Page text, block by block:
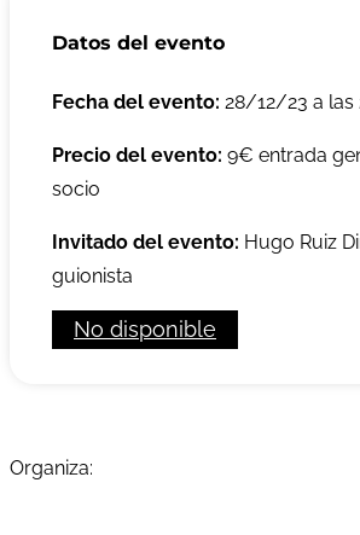
Datos del evento
Fecha del evento: 28/12/23 a las
Precio del evento: 9€ entrada
socio
Invitado del evento: Hugo Ruiz
guionista
No disponible
Organiza: